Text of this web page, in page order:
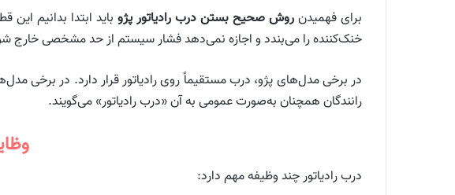
برای فهمیدنروش صحیح بستن درب رادیاتور پژو باید ابتدا بدانیم
خنک‌کننده را می‌بندد و اجازه نمی‌دهد فشار سیستم از حد مشخصی خارج
در برخی مدل‌های پژو، درب مستقیماً روی رادیاتور قرار دارد. در برخی مدل‌ها، به‌ویژه
رانندگان همچنان به‌صورت عمومی به آن «درب رادیاتور» می‌گویند.
درب رادیاتور چند وظیفه مهم دارد: